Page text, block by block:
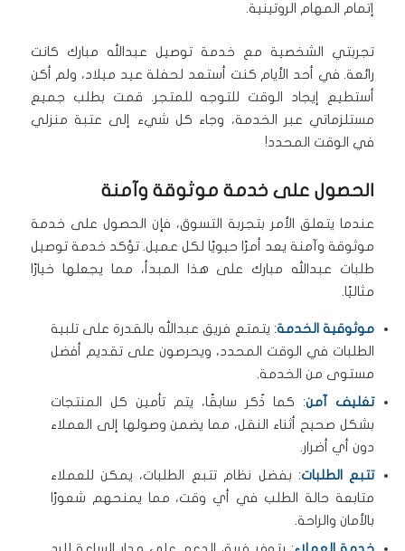
إتمام المهام الروتينية.
تجربتي الشخصية مع خدمة توصيل عبدالله مبارك كانت
رائعة. في أحد الأيام كنت أستعد لحفلة عيد ميلاد، ولم أكن
أستطيع إيجاد الوقت للتوجه للمتجر. قمت بطلب جميع
مستلزماتي عبر الخدمة، وجاء كل شيء إلى عتبة منزلي
في الوقت المحدد!
الحصول على خدمة موثوقة وآمنة
عندما يتعلق الأمر بتجربة التسوق، فإن الحصول على خدمة
موثوقة وآمنة يعد أمرًا حيويًا لكل عميل. تؤكد خدمة توصيل
طلبات عبدالله مبارك على هذا المبدأ، مما يجعلها خيارًا
مثاليًا.
موثوقية الخدمة: يتمتع فريق عبدالله بالقدرة على تلبية
الطلبات في الوقت المحدد، ويحرصون على تقديم أفضل
مستوى من الخدمة.
تغليف آمن: كما ذُكر سابقًا، يتم تأمين كل المنتجات
بشكل صحيح أثناء النقل، مما يضمن وصولها إلى العملاء
دون أي أضرار.
تتبع الطلبات: بفضل نظام تتبع الطلبات، يمكن للعملاء
متابعة حالة الطلب في أي وقت، مما يمنحهم شعورًا
بالأمان والراحة.
خدمة العملاء: يتوفر فريق الدعم على مدار الساعة للرد